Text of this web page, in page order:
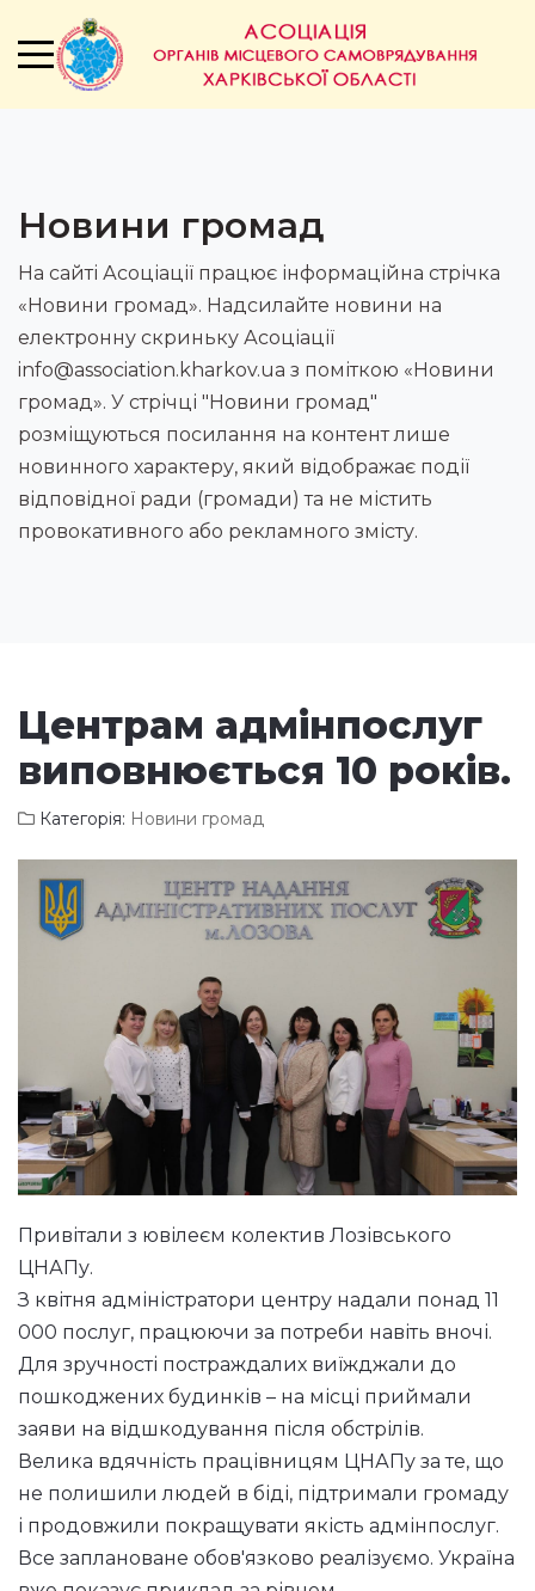
Новини громад
На сайті Асоціації працює інформаційна стрічка
«Новини громад». Надсилайте новини на
електронну скриньку Асоціації
info@association.kharkov.ua з поміткою «Новини
громад». У стрічці "Новини громад"
розміщуються посилання на контент лише
новинного характеру, який відображає події
відповідної ради (громади) та не містить
провокативного або рекламного змісту.
Центрам адмінпослуг
виповнюється 10 років.
Категорія: Новини громад
Привітали з ювілеєм колектив Лозівського
ЦНАПу.
З квітня адміністратори центру надали понад 11
000 послуг, працюючи за потреби навіть вночі.
Для зручності постраждалих виїжджали до
пошкоджених будинків – на місці приймали
заяви на відшкодування після обстрілів.
Велика вдячність працівницям ЦНАПу за те, що
не полишили людей в біді, підтримали громаду
і продовжили покращувати якість адмінпослуг.
Все заплановане обов'язково реалізуємо. Україна